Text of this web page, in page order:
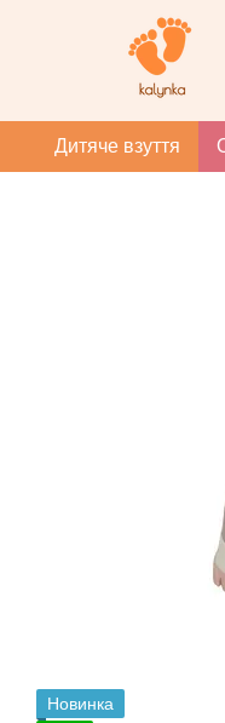
Перейти до основного
Дитяче взуття
Новинка